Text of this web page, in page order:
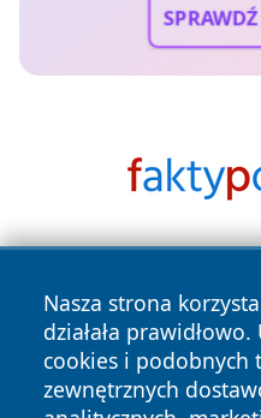
Nasza strona
działała
cookies i podobnych
zewnętrznych
Copyright © 2026